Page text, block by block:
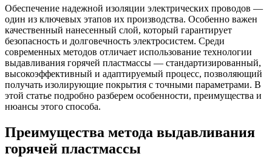
Обеспечение надежной изоляции электрических проводов —
один из ключевых этапов их производства. Особенно важен
качественный нанесенный слой, который гарантирует
безопасность и долговечность электросистем. Среди
современных методов отличает использование технологии
выдавливания горячей пластмассы — стандартизированный,
высокоэффективный и адаптируемый процесс, позволяющий
получать изолирующие покрытия с точными параметрами. В
этой статье подробно разберем особенности, преимущества и
нюансы этого способа.
Преимущества метода выдавливания
горячей пластмассы